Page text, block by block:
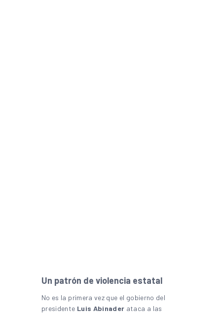
Un patrón de violencia estatal
No es la primera vez que el gobierno del
presidente Luis Abinader ataca a las